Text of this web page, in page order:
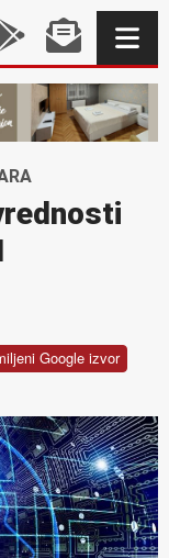
Google izvor